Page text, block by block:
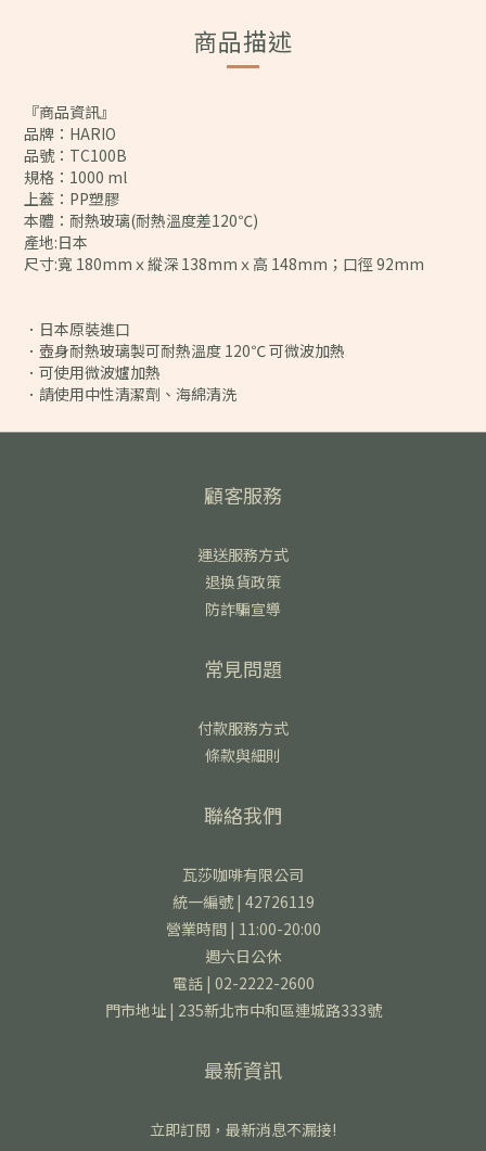
商品描述
『商品資訊』
品牌：HARIO
品號：TC100B
規格：1000 ml
上蓋：PP塑膠
本體：耐熱玻璃(耐熱溫度差120℃)
產地:日本
尺寸:寬 180mmｘ縱深 138mmｘ高 148mm；口徑 92mm
．日本原裝進口
．壺身耐熱玻璃製可耐熱溫度 120℃ 可微波加熱
．可使用微波爐加熱
．請使用中性清潔劑、海綿清洗
顧客服務
運送服務方式
退換貨政策
防詐騙宣導
常見問題
付款服務方式
條款與細則
聯絡我們
瓦莎咖啡有限公司
統一編號 | 42726119
營業時間 | 11:00-20:00
週六日公休
電話 | 02-2222-2600
門市地址 | 235新北市中和區連城路333號
最新資訊
立即訂閱，最新消息不漏接!